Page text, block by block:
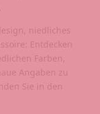
niedliches
Entdecken
Farben,
Angaben zu
Sie in den